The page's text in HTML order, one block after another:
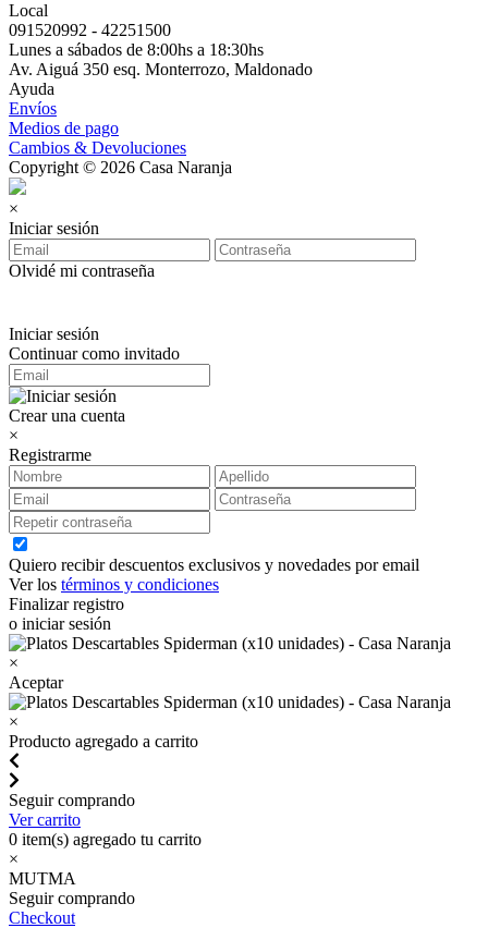
Local
091520992 - 42251500
Lunes a sábados de 8:00hs a 18:30hs
Av. Aiguá 350 esq. Monterrozo, Maldonado
Ayuda
Envíos
Medios de pago
Cambios & Devoluciones
Copyright © 2026 Casa Naranja
×
Iniciar sesión
Olvidé mi contraseña
Iniciar sesión
Continuar como invitado
Crear una cuenta
×
Registrarme
Quiero recibir descuentos exclusivos y novedades por email
Ver los términos y condiciones
Finalizar registro
o iniciar sesión
×
Aceptar
×
Producto agregado a carrito
Seguir comprando
Ver carrito
0 item(s) agregado tu carrito
×
MUTMA
Seguir comprando
Checkout